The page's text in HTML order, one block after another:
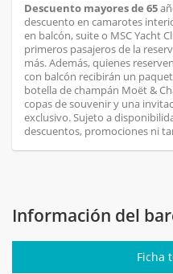
Descuento mayores de 65
descuento en camarotes
en balcón, suite o MSC Yacht
primeros pasajeros de la
más. Además, quienes
con balcón recibirán un
botella de champán Moët &
copas de souvenir y una
exclusivo. Sujeto a
descuentos, promociones ni
Información del
Ficha